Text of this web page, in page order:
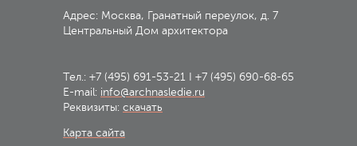
Адрес: Москва, Гранатный переулок, д. 7
Центральный Дом архитектора
Тел.: +7 (495) 691-53-21
+7 (495) 690-68-65
E-mail: info@archnasledie.ru
Реквизиты: скачать
Карта сайта